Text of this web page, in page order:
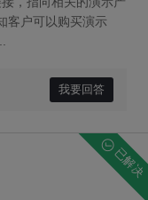
客户可以购买演示
我要回答
已解决